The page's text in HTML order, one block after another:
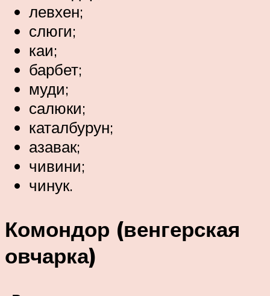
левхен;
слюги;
каи;
барбет;
муди;
салюки;
каталбурун;
азавак;
чивини;
чинук.
Комондор (венгерская
овчарка)